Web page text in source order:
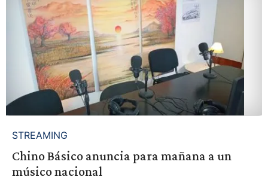
STREAMING
Chino Básico anuncia para mañana a un
músico nacional